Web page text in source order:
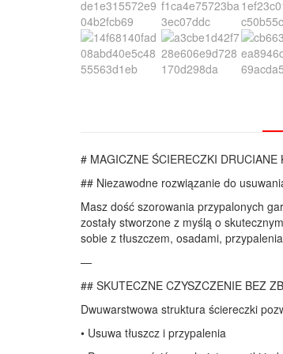
# MAGICZNE ŚCIERECZKI
## Niezawodne rozwiązanie do
Masz dość szorowania przypalonych
zostały stworzone z myślą o
sobie z tłuszczem, osadami,
—
## SKUTECZNE CZYSZCZENIE BEZ
Dwuwarstwowa struktura ściereczki
• Usuwa tłuszcz i przypalenia